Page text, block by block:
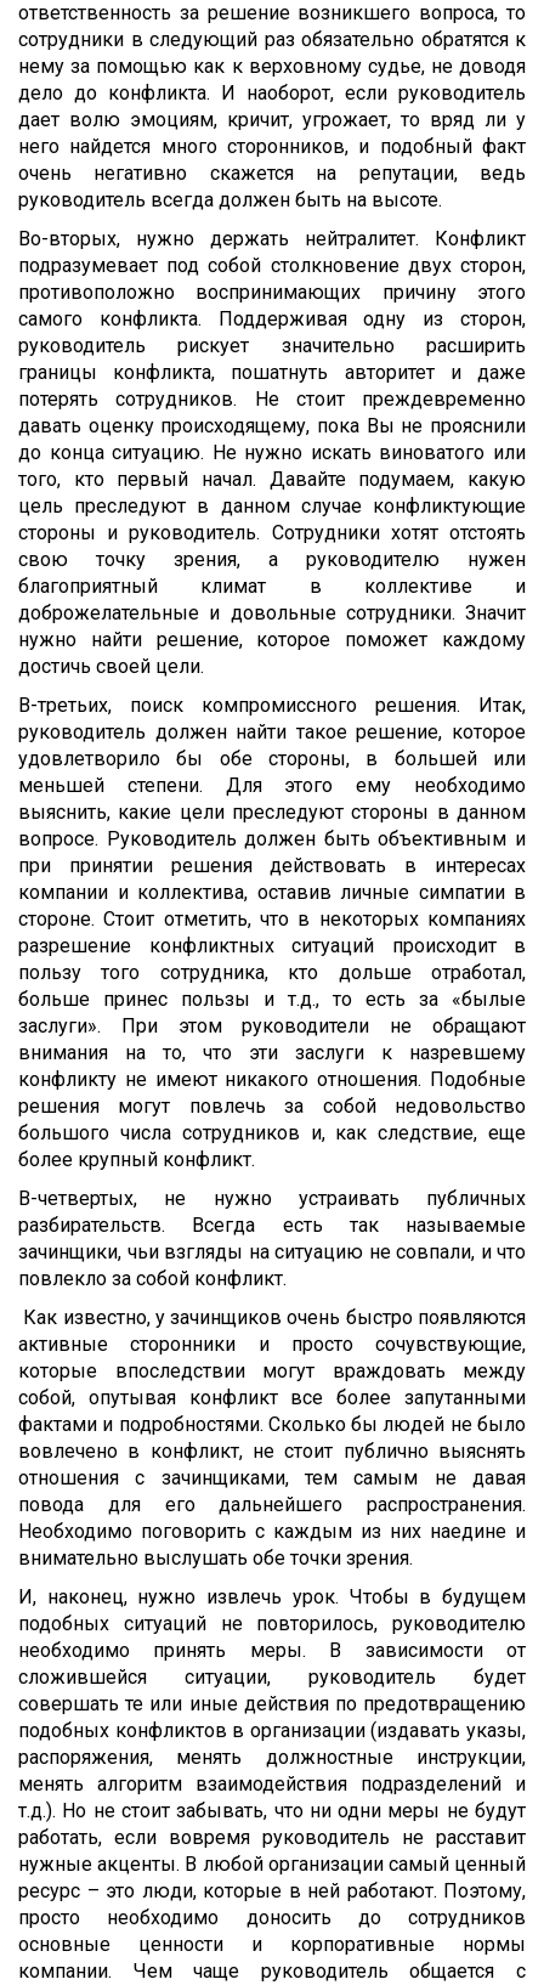
ответственность за решение возникшего вопроса, то
сотрудники в следующий раз обязательно обратятся к
нему за помощью как к верховному судье, не доводя
дело до конфликта. И наоборот, если руководитель
дает волю эмоциям, кричит, угрожает, то вряд ли у
него найдется много сторонников, и подобный факт
очень негативно скажется на репутации, ведь
руководитель всегда должен быть на высоте.
Во-вторых, нужно держать нейтралитет. Конфликт
подразумевает под собой столкновение двух сторон,
противоположно воспринимающих причину этого
самого конфликта. Поддерживая одну из сторон,
руководитель рискует значительно расширить
границы конфликта, пошатнуть авторитет и даже
потерять сотрудников. Не стоит преждевременно
давать оценку происходящему, пока Вы не прояснили
до конца ситуацию. Не нужно искать виноватого или
того, кто первый начал. Давайте подумаем, какую
цель преследуют в данном случае конфликтующие
стороны и руководитель. Сотрудники хотят отстоять
свою точку зрения, а руководителю нужен
благоприятный климат в коллективе и
доброжелательные и довольные сотрудники. Значит
нужно найти решение, которое поможет каждому
достичь своей цели.
В-третьих, поиск компромиссного решения. Итак,
руководитель должен найти такое решение, которое
удовлетворило бы обе стороны, в большей или
меньшей степени. Для этого ему необходимо
выяснить, какие цели преследуют стороны в данном
вопросе. Руководитель должен быть объективным и
при принятии решения действовать в интересах
компании и коллектива, оставив личные симпатии в
стороне. Стоит отметить, что в некоторых компаниях
разрешение конфликтных ситуаций происходит в
пользу того сотрудника, кто дольше отработал,
больше принес пользы и т.д., то есть за «былые
заслуги». При этом руководители не обращают
внимания на то, что эти заслуги к назревшему
конфликту не имеют никакого отношения. Подобные
решения могут повлечь за собой недовольство
большого числа сотрудников и, как следствие, еще
более крупный конфликт.
В-четвертых, не нужно устраивать публичных
разбирательств. Всегда есть так называемые
зачинщики, чьи взгляды на ситуацию не совпали, и что
повлекло за собой конфликт.
Как известно, у зачинщиков очень быстро появляются
активные сторонники и просто сочувствующие,
которые впоследствии могут враждовать между
собой, опутывая конфликт все более запутанными
фактами и подробностями. Сколько бы людей не было
вовлечено в конфликт, не стоит публично выяснять
отношения с зачинщиками, тем самым не давая
повода для его дальнейшего распространения.
Необходимо поговорить с каждым из них наедине и
внимательно выслушать обе точки зрения.
И, наконец, нужно извлечь урок. Чтобы в будущем
подобных ситуаций не повторилось, руководителю
необходимо принять меры. В зависимости от
сложившейся ситуации, руководитель будет
совершать те или иные действия по предотвращению
подобных конфликтов в организации (издавать указы,
распоряжения, менять должностные инструкции,
менять алгоритм взаимодействия подразделений и
т.д.). Но не стоит забывать, что ни одни меры не будут
работать, если вовремя руководитель не расставит
нужные акценты. В любой организации самый ценный
ресурс – это люди, которые в ней работают. Поэтому,
просто необходимо доносить до сотрудников
основные ценности и корпоративные нормы
компании. Чем чаще руководитель общается с